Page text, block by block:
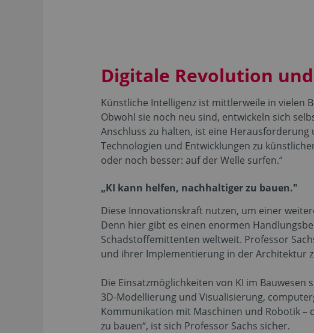
Digitale Revolution
Künstliche Intelligenz ist mittlerweile in vielen
Obwohl sie noch neu sind, entwickeln sich
Anschluss zu halten, ist eine Herausforderung
Technologien und Entwicklungen zu
oder noch besser: auf der Welle surfen.“
„KI kann helfen, nachhaltiger zu bauen."
Diese Innovationskraft nutzen, um einer
Denn hier gibt es einen enormen
Schadstoffemittenten weltweit. Professor
und ihrer Implementierung in der Architektur
Die Einsatzmöglichkeiten von KI im
3D-Modellierung und Visualisierung,
Kommunikation mit Maschinen und Robotik –
zu bauen“, ist sich Professor Sachs sicher.